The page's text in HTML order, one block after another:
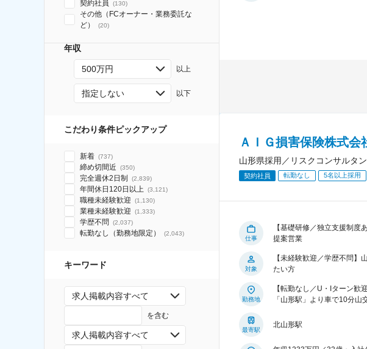
契約社員 (130)
その他（FCオーナー・業務委託な
ど）
(20)
年収
500万円 以上
指定しない 以下
こだわり条件ピックアップ
新着 (737)
締め切間近 (350)
完全週休2日制 (2,839)
年間休日120日以上 (3,121)
職種未経験歓迎 (1,130)
業種未経験歓迎 (1,333)
学歴不問 (2,037)
転勤なし（勤務地限定） (2,043)
キーワード
求人掲載内容すべて
を含む
求人掲載内容すべて
ＡＩＧ損害保険株式会
山形県採用／リスクコンサルタ
契約社員 転勤なし 5名以上採用
仕事
【基礎研修／独立支援制度
提案営業
対象
【未経験歓迎／学歴不問】
たい方
勤務地
【転勤なし／U・Iターン歓
「山形駅」より車で10分山
最寄駅
北山形駅